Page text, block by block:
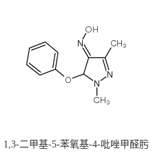
1,3-二甲基-5-苯氧基-4-吡唑甲醛肟